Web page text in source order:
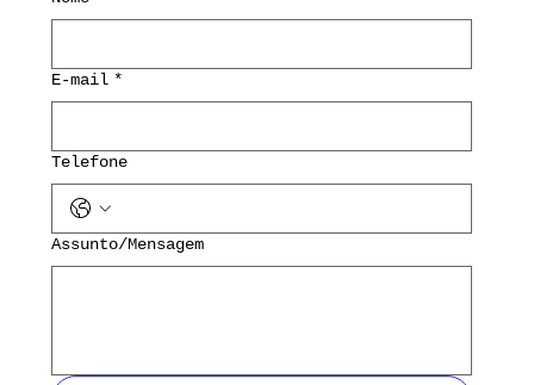
E-mail *
Telefone
Assunto/Mensagem